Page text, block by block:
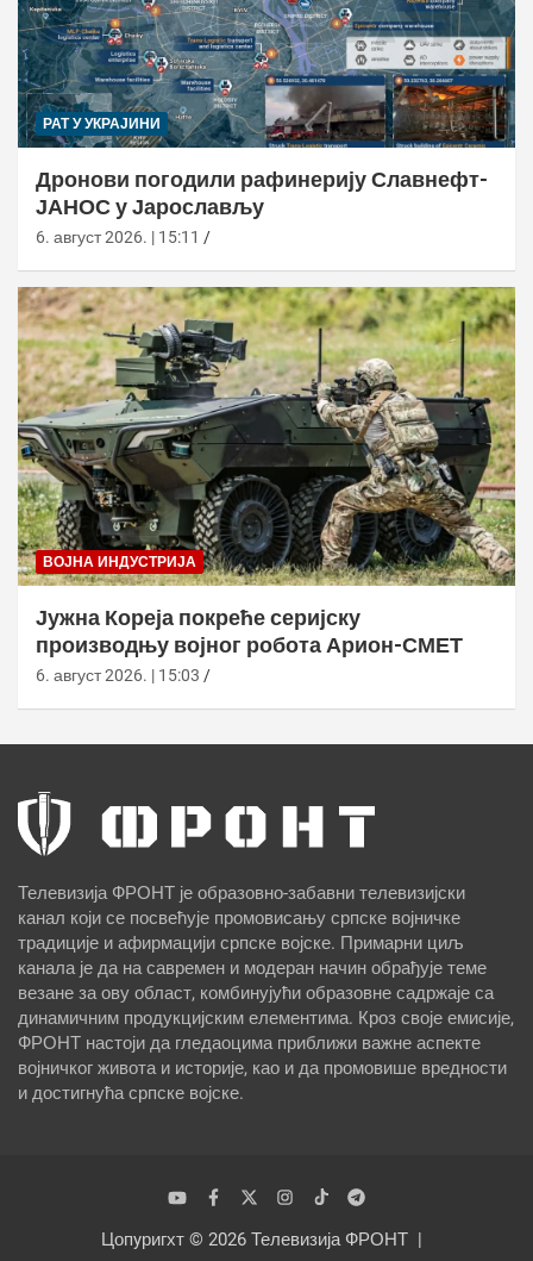
РАТ У УКРАЈИНИ
Дронови погодили рафинерију Славнефт-
ЈАНОС у Јарослављу
6. август 2026. | 15:11
ВОЈНА ИНДУСТРИЈА
Јужна Кореја покреће серијску
производњу војног робота Арион-СМЕТ
6. август 2026. | 15:03
Телевизија ФРОНТ је образовно-забавни телевизијски
канал који се посвећује промовисању српске војничке
традиције и афирмацији српске војске. Примарни циљ
канала је да на савремен и модеран начин обрађује теме
везане за ову област, комбинујући образовне садржаје са
динамичним продукцијским елементима. Кроз своје емисије,
ФРОНТ настоји да гледаоцима приближи важне аспекте
војничког живота и историје, као и да промовише вредности
и достигнућа српске војске.
Цопyригхт © 2026 Телевизија ФРОНТ